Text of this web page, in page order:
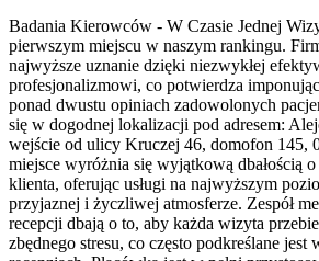
Badania Kierowców - W Czasie Jednej
pierwszym miejscu w naszym rankingu.
najwyższe uznanie dzięki niezwykłej
profesjonalizmowi, co potwierdza
ponad dwustu opiniach zadowolonych
się w dogodnej lokalizacji pod adresem:
wejście od ulicy Kruczej 46, domofon 145,
miejsce wyróżnia się wyjątkową dbałością
klienta, oferując usługi na najwyższym
przyjaznej i życzliwej atmosferze. Zespół
recepcji dbają o to, aby każda wizyta
zbędnego stresu, co często podkreślane